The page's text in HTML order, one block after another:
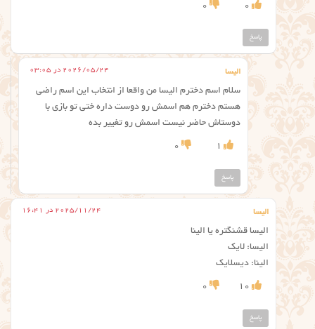
0
0
پاسخ
الیسا 2026/05/24 در 03:05
سلام اسم دخترم الیسا من واقعا از انتخاب این اسم راضی
هستم دخترم هم اسمش رو دوست داره ختی تو بازی با
دوستاش حاضر نیست اسمش رو تغییر بده
1
0
پاسخ
الیسا 2025/11/24 در 16:41
الیسا قشنگتره یا الینا
الیسا: لایک
الینا: دیسلایک
10
0
پاسخ